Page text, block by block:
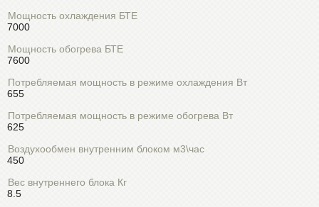
Мощность охлаждения БТЕ
7000
Мощность обогрева БТЕ
7600
Потребляемая мощность в режиме охлаждения Вт
655
Потребляемая мощность в режиме обогрева Вт
625
Воздухообмен внутренним блоком м3\час
450
Вес внутреннего блока Кг
8.5